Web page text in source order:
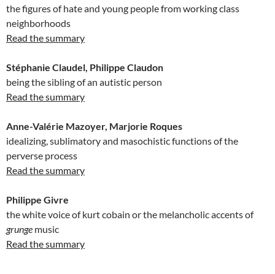
the figures of hate and young people from working class
neighborhoods
Read the summary
Stéphanie Claudel, Philippe Claudon
being the sibling of an autistic person
Read the summary
Anne-Valérie Mazoyer, Marjorie Roques
idealizing, sublimatory and masochistic functions of the
perverse process
Read the summary
Philippe Givre
the white voice of kurt cobain or the melancholic accents of
grunge music
Read the summary